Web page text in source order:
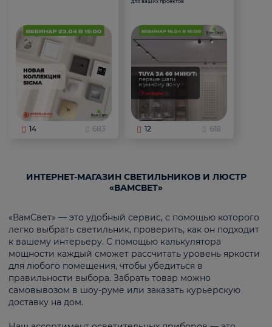
14 683
для ваших проектов
12 618
ИНТЕРНЕТ-МАГАЗИН СВЕТИЛЬНИКОВ И ЛЮСТР
«ВАМСВЕТ»
«ВамСвет» — это удобный сервис, с помощью которого
легко выбрать светильник, проверить, как он подходит
к вашему интерьеру. С помощью калькулятора
мощности каждый сможет рассчитать уровень яркости
для любого помещения, чтобы убедиться в
правильности выбора. Забрать товар можно
самовывозом в шоу-руме или заказать курьерскую
доставку на дом.